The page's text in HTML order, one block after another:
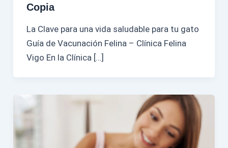
Copia
La Clave para una vida saludable para tu gato
Guía de Vacunación Felina – Clínica Felina
Vigo En la Clínica […]